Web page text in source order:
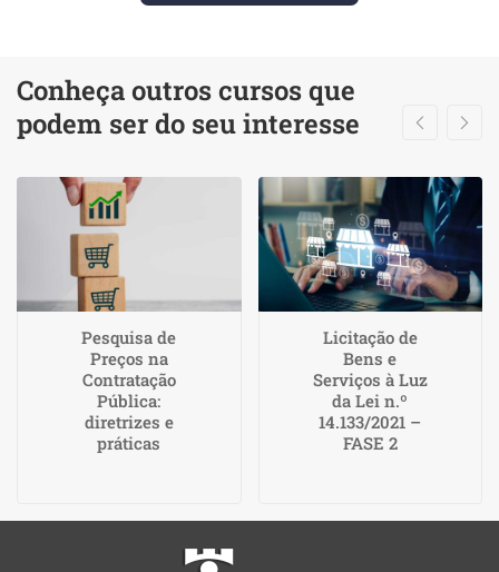
Conheça outros cursos que
podem ser do seu interesse
Pesquisa de
Preços na
Contratação
Pública:
diretrizes e
práticas
Licitação de
Bens e
Serviços à Luz
da Lei n.º
14.133/2021 –
FASE 2